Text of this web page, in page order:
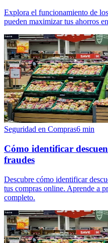
Explora el funcionamiento de
pueden maximizar tus ahorros
Seguridad en Compras6 min
Cómo identificar
fraudes
Descubre cómo identificar
tus compras online. Aprende a
completo.